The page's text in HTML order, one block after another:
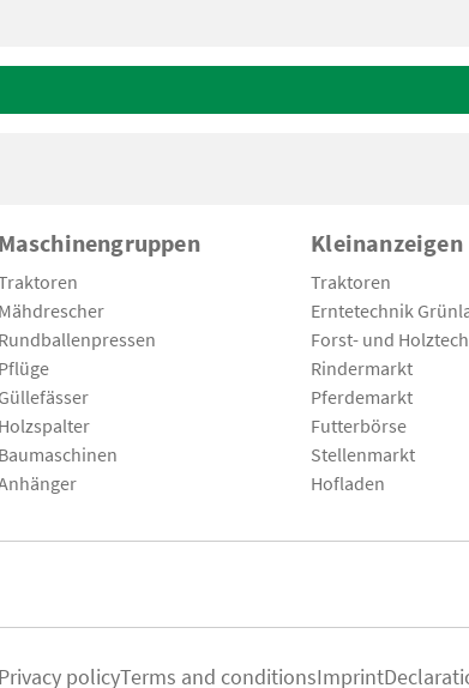
Maschinengruppen
Mähdrescher
Rundballenpressen
Pflüge
Güllefässer
Holzspalter
Baumaschinen
Kleinanzeigen
Traktoren
Erntetechnik
Forst- und
Rindermarkt
Pferdemarkt
Futterbörse
Stellenmarkt
Hofladen
Privacy policyTerms and conditionsImprint